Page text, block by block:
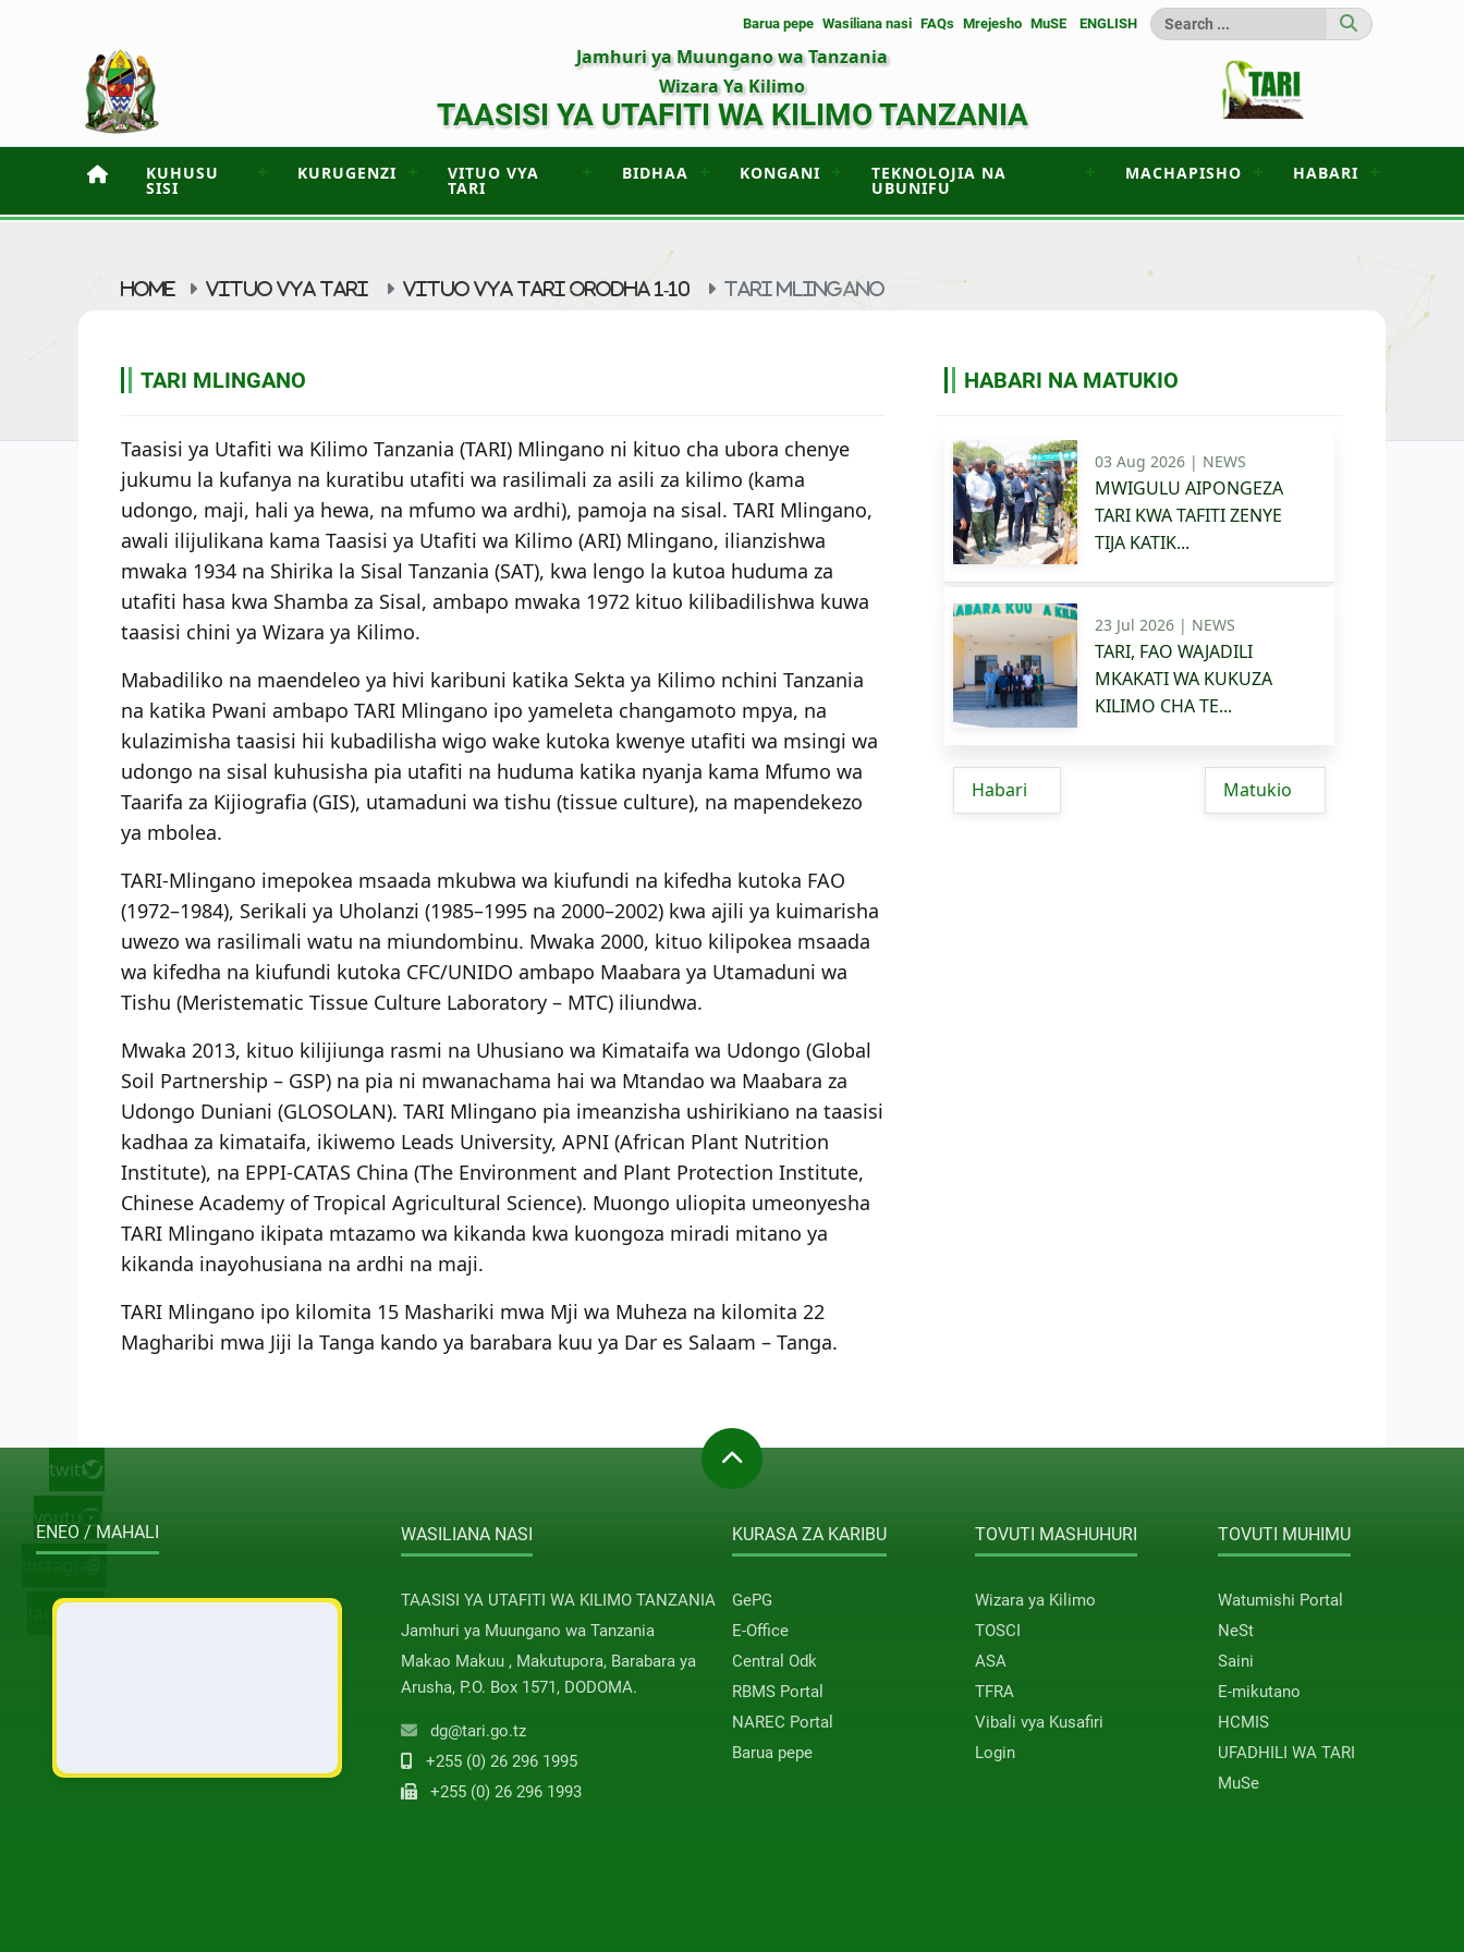
Barua pepe Wasiliana nasi FAQs Mrejesho MuSE ENGLISH
Jamhuri ya Muungano wa Tanzania
Wizara Ya Kilimo
TAASISI YA UTAFITI WA KILIMO TANZANIA
KUHUSU
SISI
KURUGENZI VITUO VYA
TARI
BIDHAA KONGANI TEKNOLOJIA NA
UBUNIFU
MACHAPISHO HABARI
HOME VITUO VYA TARI VITUO VYA TARI ORODHA 1-10 TARI MLINGANO
TARI MLINGANO
Taasisi ya Utafiti wa Kilimo Tanzania (TARI) Mlingano ni kituo cha ubora chenye
jukumu la kufanya na kuratibu utafiti wa rasilimali za asili za kilimo (kama
udongo, maji, hali ya hewa, na mfumo wa ardhi), pamoja na sisal. TARI Mlingano,
awali ilijulikana kama Taasisi ya Utafiti wa Kilimo (ARI) Mlingano, ilianzishwa
mwaka 1934 na Shirika la Sisal Tanzania (SAT), kwa lengo la kutoa huduma za
utafiti hasa kwa Shamba za Sisal, ambapo mwaka 1972 kituo kilibadilishwa kuwa
taasisi chini ya Wizara ya Kilimo.
Mabadiliko na maendeleo ya hivi karibuni katika Sekta ya Kilimo nchini Tanzania
na katika Pwani ambapo TARI Mlingano ipo yameleta changamoto mpya, na
kulazimisha taasisi hii kubadilisha wigo wake kutoka kwenye utafiti wa msingi wa
udongo na sisal kuhusisha pia utafiti na huduma katika nyanja kama Mfumo wa
Taarifa za Kijiografia (GIS), utamaduni wa tishu (tissue culture), na mapendekezo
ya mbolea.
TARI-Mlingano imepokea msaada mkubwa wa kiufundi na kifedha kutoka FAO
(1972–1984), Serikali ya Uholanzi (1985–1995 na 2000–2002) kwa ajili ya kuimarisha
uwezo wa rasilimali watu na miundombinu. Mwaka 2000, kituo kilipokea msaada
wa kifedha na kiufundi kutoka CFC/UNIDO ambapo Maabara ya Utamaduni wa
Tishu (Meristematic Tissue Culture Laboratory – MTC) iliundwa.
Mwaka 2013, kituo kilijiunga rasmi na Uhusiano wa Kimataifa wa Udongo (Global
Soil Partnership – GSP) na pia ni mwanachama hai wa Mtandao wa Maabara za
Udongo Duniani (GLOSOLAN). TARI Mlingano pia imeanzisha ushirikiano na taasisi
kadhaa za kimataifa, ikiwemo Leads University, APNI (African Plant Nutrition
Institute), na EPPI-CATAS China (The Environment and Plant Protection Institute,
Chinese Academy of Tropical Agricultural Science). Muongo uliopita umeonyesha
TARI Mlingano ikipata mtazamo wa kikanda kwa kuongoza miradi mitano ya
kikanda inayohusiana na ardhi na maji.
TARI Mlingano ipo kilomita 15 Mashariki mwa Mji wa Muheza na kilomita 22
Magharibi mwa Jiji la Tanga kando ya barabara kuu ya Dar es Salaam – Tanga.
HABARI NA MATUKIO
03 Aug 2026 | NEWS
MWIGULU AIPONGEZA
TARI KWA TAFITI ZENYE
TIJA KATIK...
23 Jul 2026 | NEWS
TARI, FAO WAJADILI
MKAKATI WA KUKUZA
KILIMO CHA TE...
Habari Matukio
twitter
youtube
facebook
ENEO / MAHALI WASILIANA NASI
TAASISI YA UTAFITI WA KILIMO TANZANIA
Jamhuri ya Muungano wa Tanzania
Makao Makuu , Makutupora, Barabara ya
Arusha, P.O. Box 1571, DODOMA.
dg@tari.go.tz
+255 (0) 26 296 1995
+255 (0) 26 296 1993
KURASA ZA KARIBU
GePG
E-Office
Central Odk
RBMS Portal
NAREC Portal
Barua pepe
TOVUTI MASHUHURI
Wizara ya Kilimo
TOSCI
ASA
TFRA
Vibali vya Kusafiri
Login
TOVUTI MUHIMU
Watumishi Portal
NeSt
Saini
E-mikutano
HCMIS
UFADHILI WA TARI
MuSe